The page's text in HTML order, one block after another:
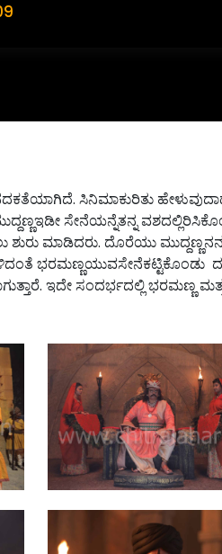
ಸಿನಿಮಾಕುರಿತು
ಸೇನೆಯನ್ನೆತನ್ನ
ಮಾಡಿದರು. ದೊರೆಯು
ಭರಮಣ್ಣಯುವಸೇನೆಕಟ್ಟಿಕೊಂಡು
ಇದೇ ಸಂದರ್ಭದಲ್ಲಿ ಭರಮಣ್ಣ